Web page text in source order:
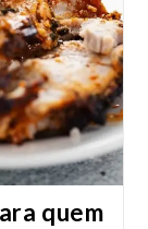
quem